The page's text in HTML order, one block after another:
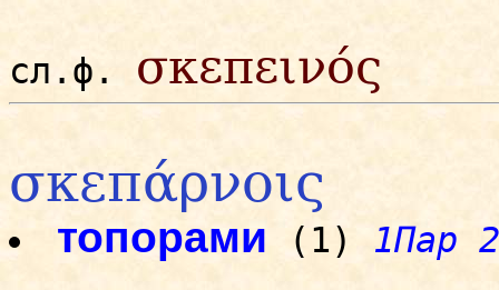
сл.ф. σκεπεινός
σκεπάρνοις
топорами (1) 1Пар